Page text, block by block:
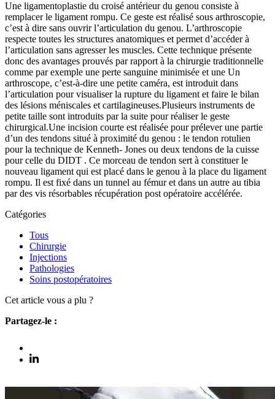
Une ligamentoplastie du croisé antérieur du genou consiste à
remplacer le ligament rompu. Ce geste est réalisé sous arthroscopie,
c’est à dire sans ouvrir l’articulation du genou. L’arthroscopie
respecte toutes les structures anatomiques et permet d’accéder à
l’articulation sans agresser les muscles. Cette technique présente
donc des avantages prouvés par rapport à la chirurgie traditionnelle
comme par exemple une perte sanguine minimisée et une Un
arthroscope, c’est-à-dire une petite caméra, est introduit dans
l’articulation pour visualiser la rupture du ligament et faire le bilan
des lésions méniscales et cartilagineuses.Plusieurs instruments de
petite taille sont introduits par la suite pour réaliser le geste
chirurgical.Une incision courte est réalisée pour prélever une partie
d’un des tendons situé à proximité du genou : le tendon rotulien
pour la technique de Kenneth- Jones ou deux tendons de la cuisse
pour celle du DIDT . Ce morceau de tendon sert à constituer le
nouveau ligament qui est placé dans le genou à la place du ligament
rompu. Il est fixé dans un tunnel au fémur et dans un autre au tibia
par des vis résorbables récupération post opératoire accélérée.
Catégories
Tous
Chirurgie
Injections
Pathologies
Soins postopératoires
Cet article vous a plu ?
Partagez-le :